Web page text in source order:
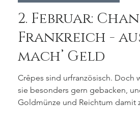
2. Februar:
Frankreich -
mach’ Geld
Crêpes sind urfranzösisch. Doch
sie besonders gern gebacken,
Goldmünze und Reichtum damit